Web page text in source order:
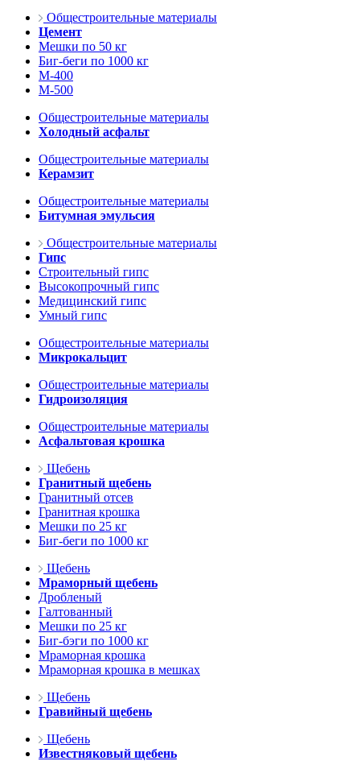
Общестроительные материалы
Цемент
Мешки по 50 кг
Биг-беги по 1000 кг
М-400
М-500
Общестроительные материалы
Холодный асфальт
Общестроительные материалы
Керамзит
Общестроительные материалы
Битумная эмульсия
Общестроительные материалы
Гипс
Строительный гипс
Высокопрочный гипс
Медицинский гипс
Умный гипс
Общестроительные материалы
Микрокальцит
Общестроительные материалы
Гидроизоляция
Общестроительные материалы
Асфальтовая крошка
Щебень
Гранитный щебень
Гранитный отсев
Гранитная крошка
Мешки по 25 кг
Биг-беги по 1000 кг
Щебень
Мраморный щебень
Дробленый
Галтованный
Мешки по 25 кг
Биг-бэги по 1000 кг
Мраморная крошка
Мраморная крошка в мешках
Щебень
Гравийный щебень
Щебень
Известняковый щебень